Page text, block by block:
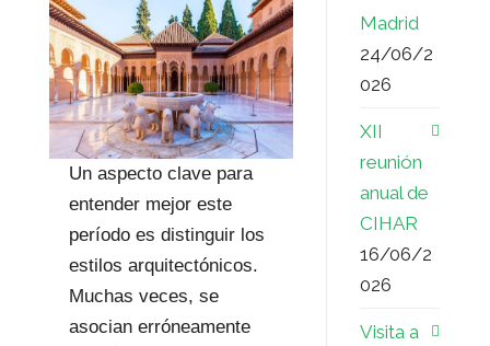
Un aspecto clave para
entender mejor este
período es distinguir los
estilos arquitectónicos.
Muchas veces, se
asocian erróneamente
Madrid
24/06/2
026
XII
reunión
anual de
CIHAR
16/06/2
026
Visita a